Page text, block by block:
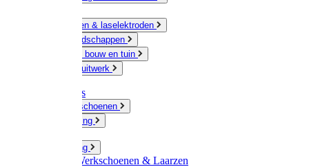
Slijpschijven & laselektroden
Handgereedschappen
IJzerwaren bouw en tuin
Hang en sluitwerk
Disposables
Werkhandschoenen
Regenkleding
Werkkleding
Wandel-/ Werkschoenen & Laarzen